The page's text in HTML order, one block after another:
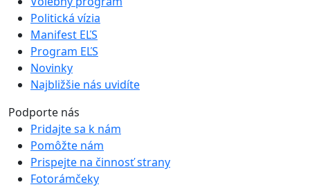
Politická vízia
Manifest EĽS
Program EĽS
Novinky
Najbližšie nás uvidíte
Podporte nás
Pridajte sa k nám
Pomôžte nám
Prispejte na činnosť strany
Fotorámčeky